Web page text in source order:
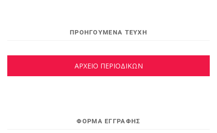
ΠΡΟΗΓΟΥΜΕΝΑ ΤΕΥΧΗ
ΑΡΧΕΙΟ ΠΕΡΙΟΔΙΚΩΝ
ΦΌΡΜΑ ΕΓΓΡΑΦΉΣ